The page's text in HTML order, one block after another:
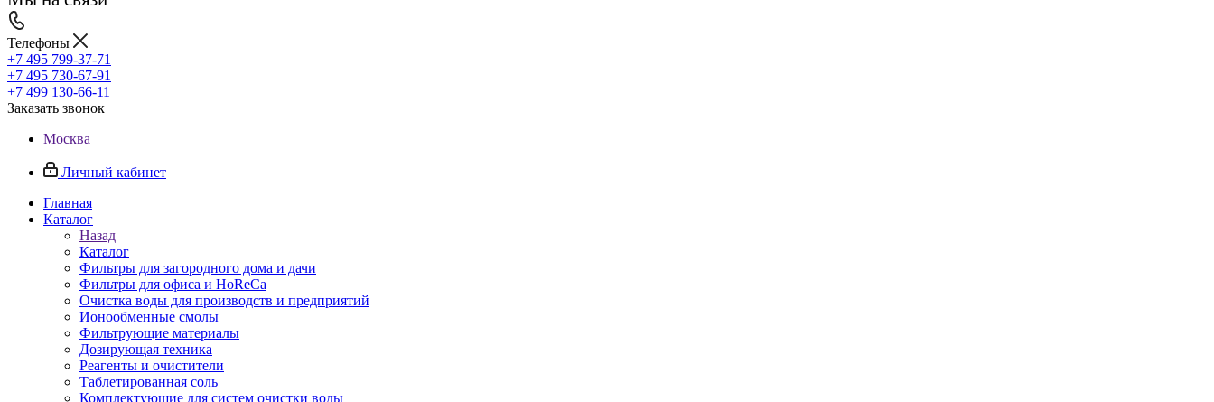
Телефоны
+7 495 799-37-71
+7 495 730-67-91
+7 499 130-66-11
Заказать звонок
Москва
Личный кабинет
Главная
Каталог
Назад
Каталог
Фильтры для загородного дома и дачи
Фильтры для офиса и HoReCa
Очистка воды для производств и предприятий
Ионообменные смолы
Фильтрующие материалы
Дозирующая техника
Реагенты и очистители
Таблетированная соль
Комплектующие для систем очистки воды